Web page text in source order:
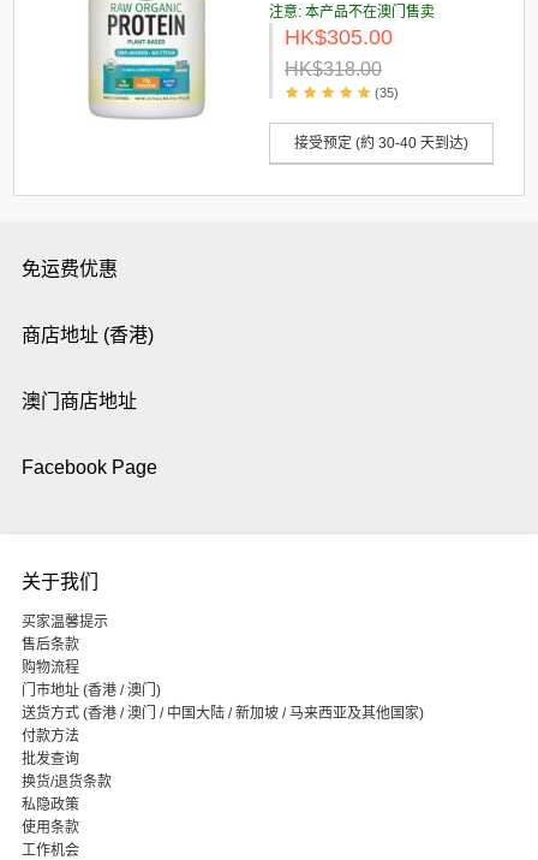
注意: 本产品不在澳门售卖
HK$305.00
HK$318.00
(35)
接受预定 (約 30-40 天到达)
免运费优惠
商店地址 (香港)
澳门商店地址
Facebook Page
关于我们
买家温馨提示
售后条款
购物流程
门市地址 (香港 / 澳门)
送货方式 (香港 / 澳门 / 中国大陆 / 新加坡 / 马来西亚及其他国家)
付款方法
批发查询
换货/退货条款
私隐政策
使用条款
工作机会